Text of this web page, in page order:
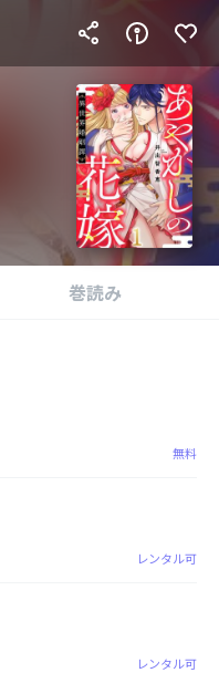
巻読み
無料
レンタル可
レンタル可